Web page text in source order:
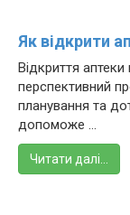
Як відкрити
Відкриття
перспективний
планування та
допоможе ...
Читати далі…